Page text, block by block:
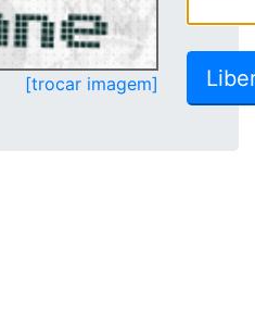
[trocar imagem]